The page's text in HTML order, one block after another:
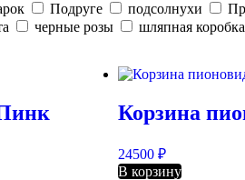
Подруге подсолнухи
черные розы шляпная коробка
Корзина
24500₽
В корзину